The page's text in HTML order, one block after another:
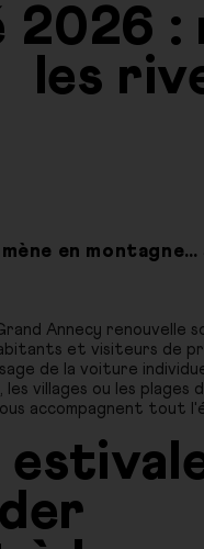
2026 :
les
en
Annecy renouvelle
et visiteurs de
de la voiture
villages ou les plages
accompagnent tout